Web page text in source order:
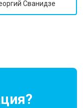
Сванидзе